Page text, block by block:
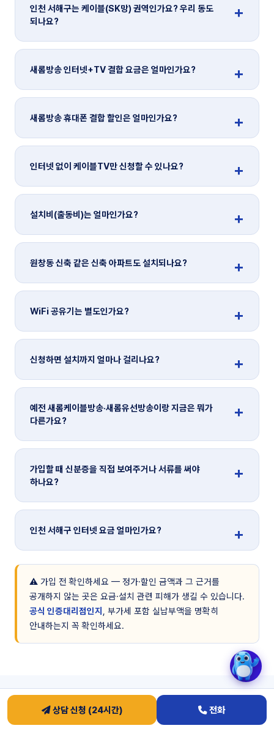
인천 서해구는 케이블(SK망) 권역인가요? 우리 동도
되나요?
새롬방송 인터넷+TV 결합 요금은 얼마인가요?
새롬방송 휴대폰 결합 할인은 얼마인가요?
인터넷 없이 케이블TV만 신청할 수 있나요?
설치비(출동비)는 얼마인가요?
원창동 신축 같은 신축 아파트도 설치되나요?
WiFi 공유기는 별도인가요?
신청하면 설치까지 얼마나 걸리나요?
예전 새롬케이블방송·새롬유선방송이랑 지금은 뭐가
다른가요?
가입할 때 신분증을 직접 보여주거나 서류를 써야
하나요?
인천 서해구 인터넷 요금 얼마인가요?
⚠️ 가입 전 확인하세요 — 정가·할인 금액과 그 근거를
공개하지 않는 곳은 요금·설치 관련 피해가 생길 수 있습니다.
공식 인증대리점인지
, 부가세 포함 실납부액을 명확히
안내하는지 꼭 확인하세요.
상담 신청 (24시간) 전화